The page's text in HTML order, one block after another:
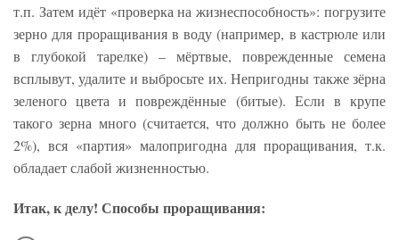
т.п. Затем идёт «проверка на жизнеспособность»: погрузите
зерно для проращивания в воду (например, в кастрюле или
в глубокой тарелке) – мёртвые, поврежденные семена
всплывут, удалите и выбросьте их. Непригодны также зёрна
зеленого цвета и повреждённые (битые). Если в крупе
такого зерна много (считается, что должно быть не более
2%), вся «партия» малопригодна для проращивания, т.к.
обладает слабой жизненностью.
Итак, к делу! Способы проращивания: